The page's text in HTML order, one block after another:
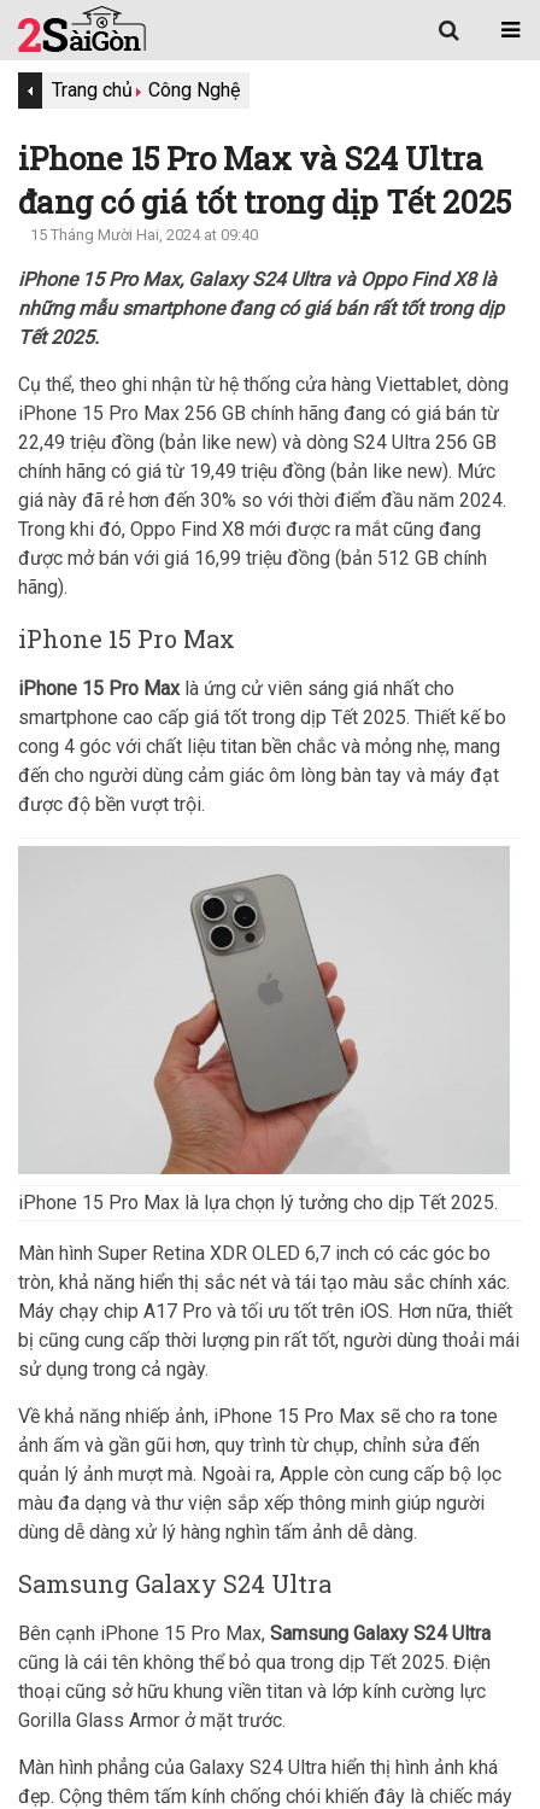
Trang chủ Công Nghệ
iPhone 15 Pro Max và S24 Ultra
đang có giá tốt trong dịp Tết 2025
15 Tháng Mười Hai, 2024 at 09:40
iPhone 15 Pro Max, Galaxy S24 Ultra và Oppo Find X8 là
những mẫu smartphone đang có giá bán rất tốt trong dịp
Tết 2025.
Cụ thể, theo ghi nhận từ hệ thống cửa hàng Viettablet, dòng
iPhone 15 Pro Max 256 GB chính hãng đang có giá bán từ
22,49 triệu đồng (bản like new) và dòng S24 Ultra 256 GB
chính hãng có giá từ 19,49 triệu đồng (bản like new). Mức
giá này đã rẻ hơn đến 30% so với thời điểm đầu năm 2024.
Trong khi đó, Oppo Find X8 mới được ra mắt cũng đang
được mở bán với giá 16,99 triệu đồng (bản 512 GB chính
hãng).
iPhone 15 Pro Max
iPhone 15 Pro Maxlà ứng cử viên sáng giá nhất cho
smartphone cao cấp giá tốt trong dịp Tết 2025. Thiết kế bo
cong 4 góc với chất liệu titan bền chắc và mỏng nhẹ, mang
đến cho người dùng cảm giác ôm lòng bàn tay và máy đạt
được độ bền vượt trội.
iPhone 15 Pro Max là lựa chọn lý tưởng cho dịp Tết 2025.
Màn hình Super Retina XDR OLED 6,7 inch có các góc bo
tròn, khả năng hiển thị sắc nét và tái tạo màu sắc chính xác.
Máy chạy chip A17 Pro và tối ưu tốt trên iOS. Hơn nữa, thiết
bị cũng cung cấp thời lượng pin rất tốt, người dùng thoải mái
sử dụng trong cả ngày.
Về khả năng nhiếp ảnh, iPhone 15 Pro Max sẽ cho ra tone
ảnh ấm và gần gũi hơn, quy trình từ chụp, chỉnh sửa đến
quản lý ảnh mượt mà. Ngoài ra, Apple còn cung cấp bộ lọc
màu đa dạng và thư viện sắp xếp thông minh giúp người
dùng dễ dàng xử lý hàng nghìn tấm ảnh dễ dàng.
Samsung Galaxy S24 Ultra
Bên cạnh iPhone 15 Pro Max, Samsung Galaxy S24 Ultra
cũng là cái tên không thể bỏ qua trong dịp Tết 2025. Điện
thoại cũng sở hữu khung viền titan và lớp kính cường lực
Gorilla Glass Armor ở mặt trước.
Màn hình phẳng của Galaxy S24 Ultra hiển thị hình ảnh khá
đẹp. Cộng thêm tấm kính chống chói khiến đây là chiếc máy